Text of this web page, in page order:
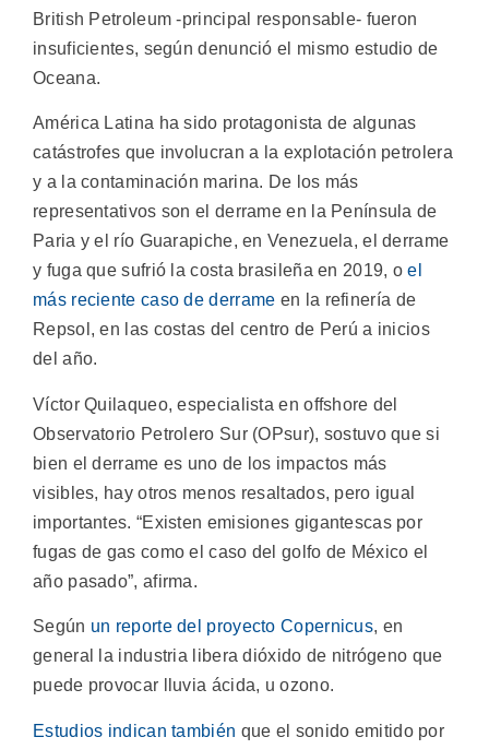
British Petroleum -principal responsable- fueron
insuficientes, según denunció el mismo estudio de
Oceana.
América Latina ha sido protagonista de algunas
catástrofes que involucran a la explotación petrolera
y a la contaminación marina. De los más
representativos son el derrame en la Península de
Paria y el río Guarapiche, en Venezuela, el derrame
y fuga que sufrió la costa brasileña en 2019, oel
más reciente caso de derrame en la refinería de
Repsol, en las costas del centro de Perú a inicios
del año.
Víctor Quilaqueo, especialista en offshore del
Observatorio Petrolero Sur (OPsur), sostuvo que si
bien el derrame es uno de los impactos más
visibles, hay otros menos resaltados, pero igual
importantes. “Existen emisiones gigantescas por
fugas de gas como el caso del golfo de México el
año pasado”, afirma.
Según un reporte del proyecto Copernicus, en
general la industria libera dióxido de nitrógeno que
puede provocar lluvia ácida, u ozono.
Estudios indican también que el sonido emitido por